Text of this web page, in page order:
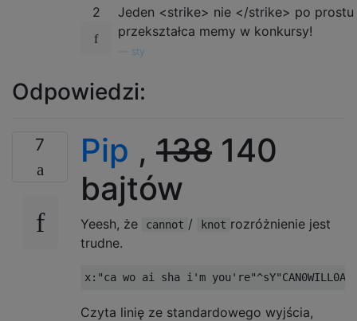
2
Jeden <strike> nie </strike> po prostu
przekształca memy w konkursy!
sty
Odpowiedzi:
7 Pip , 138 140
bajtów
Yeesh, że cannot / knot rozróżnienie jest
trudne.
Czyta linię ze standardowego wyjścia,